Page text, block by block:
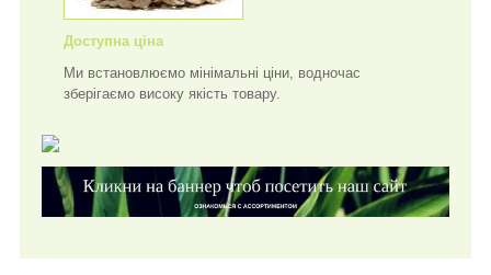
Доступна ціна
Ми встановлюємо мінімальні ціни, водночас
зберігаємо високу якість товару.